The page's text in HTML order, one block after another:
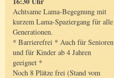
Achtsame Lama-Begegnung mit
kurzem Lama-Spaziergang für alle
Generationen.
* Barrierefrei * Auch für Senioren
und für Kinder ab 4 Jahren
geeignet *
Noch 8 Plätze frei (Stand vom